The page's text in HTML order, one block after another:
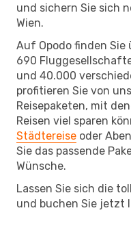
und sichern Sie sich
Wien.
Auf Opodo finden Sie
690
und 40.000
profitieren Sie von
Reisepaketen, mit
Reisen viel sparen
Städtereise oder
Sie das passende
Wünsche.
Lassen Sie sich die
und buchen Sie jetzt